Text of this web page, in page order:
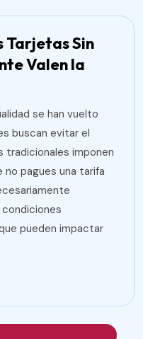
Tarjetas Sin
Valen la
se han vuelto
buscan evitar el
imponen
no pagues una tarifa
pueden impactar